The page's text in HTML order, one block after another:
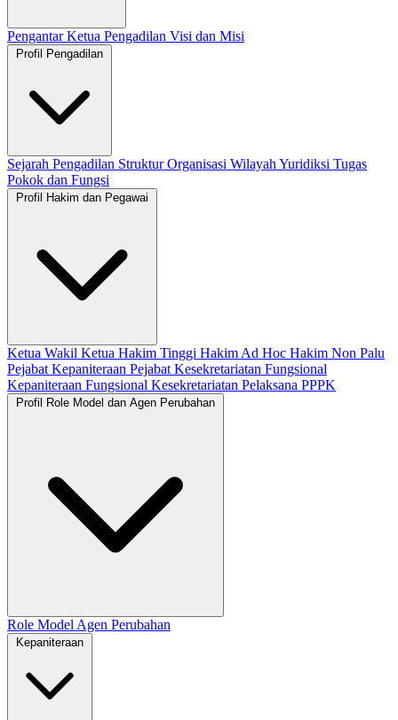
Pengantar Ketua Pengadilan Visi dan Misi
Profil Pengadilan
Sejarah Pengadilan Struktur Organisasi Wilayah Yuridiksi Tugas
Pokok dan Fungsi
Profil Hakim dan Pegawai
Ketua Wakil Ketua Hakim Tinggi Hakim Ad Hoc Hakim Non Palu
Pejabat Kepaniteraan Pejabat Kesekretariatan Fungsional
Kepaniteraan Fungsional Kesekretariatan Pelaksana PPPK
Profil Role Model dan Agen Perubahan
Role Model Agen Perubahan
Kepaniteraan